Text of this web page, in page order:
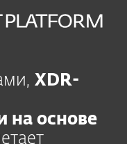
XDR-
на основе